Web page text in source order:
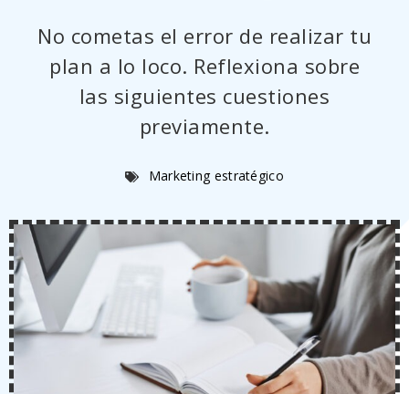
No cometas el error de realizar tu
plan a lo loco. Reflexiona sobre
las siguientes cuestiones
previamente.
Marketing estratégico